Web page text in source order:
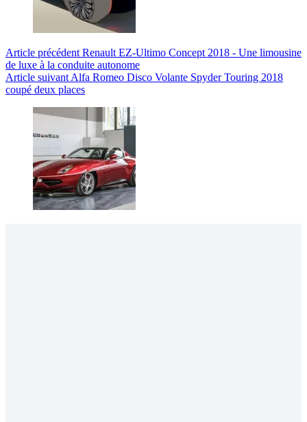
Article précédent Renault EZ-Ultimo Concept 2018 - Une limousine
de luxe à la conduite autonome
Article suivant Alfa Romeo Disco Volante Spyder Touring 2018
coupé deux places